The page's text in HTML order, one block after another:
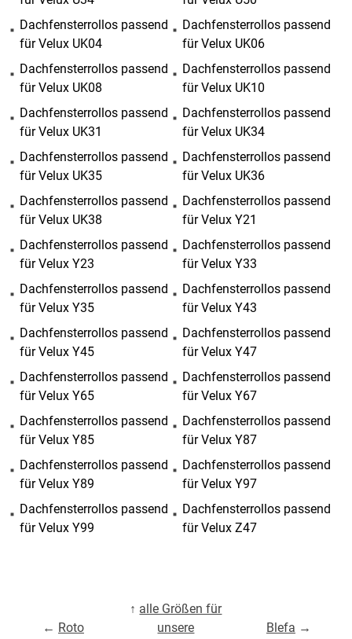
Dachfensterrollos passend
für Velux UK04
Dachfensterrollos passend
für Velux UK06
Dachfensterrollos passend
für Velux UK08
Dachfensterrollos passend
für Velux UK10
Dachfensterrollos passend
für Velux UK31
Dachfensterrollos passend
für Velux UK34
Dachfensterrollos passend
für Velux UK35
Dachfensterrollos passend
für Velux UK36
Dachfensterrollos passend
für Velux UK38
Dachfensterrollos passend
für Velux Y21
Dachfensterrollos passend
für Velux Y23
Dachfensterrollos passend
für Velux Y33
Dachfensterrollos passend
für Velux Y35
Dachfensterrollos passend
für Velux Y43
Dachfensterrollos passend
für Velux Y45
Dachfensterrollos passend
für Velux Y47
Dachfensterrollos passend
für Velux Y65
Dachfensterrollos passend
für Velux Y67
Dachfensterrollos passend
für Velux Y85
Dachfensterrollos passend
für Velux Y87
Dachfensterrollos passend
für Velux Y89
Dachfensterrollos passend
für Velux Y97
Dachfensterrollos passend
für Velux Y99
Dachfensterrollos passend
für Velux Z47
← Roto
↑ alle Größen für
unsere
Blefa →